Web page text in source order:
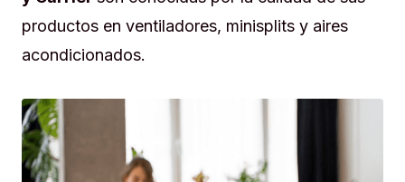
productos en ventiladores, minisplits y aires
acondicionados.